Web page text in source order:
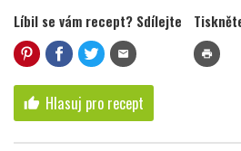
Líbil se vám recept? Sdílejte
mail print
thumb_up Hlasuj pro recept